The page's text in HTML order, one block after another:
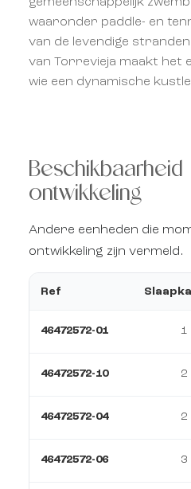
waaronder paddle- en
van de levendige
van Torrevieja maakt het
wie een dynamische
ontwikkeling
Andere eenheden die
ontwikkeling zijn vermeld.
Ref
46472572-01 1
46472572-10 2
46472572-04 2
46472572-06 3